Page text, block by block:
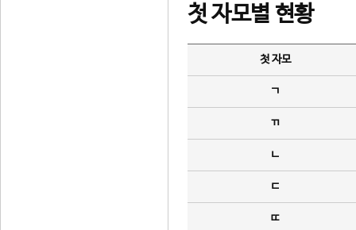
첫 자모별 현황
첫 자모
ㄱ
ㄲ
ㄴ
ㄷ
ㄸ